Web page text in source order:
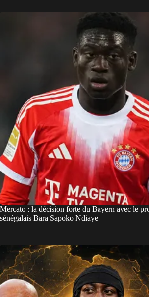
Mercato : la décision forte du Bayern avec le
sénégalais Bara Sapoko Ndiaye